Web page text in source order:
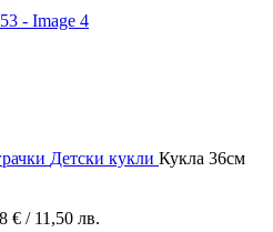
Детски кукли Кукла 36см
€ / 11,50 лв.